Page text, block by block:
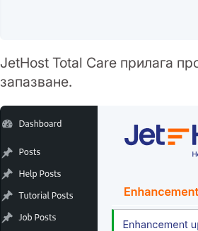
JetHost Total Care прилага
запазване.